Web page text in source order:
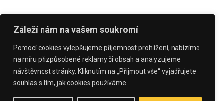
Záleží nám na vašem soukromí
Pomocí cookies vylepšujeme příjemnost prohlížení, nabízíme
na míru přizpůsobené reklamy či obsah a analyzujeme
návštěvnost stránky. Kliknutím na „Přijmout vše“ vyjadřujete
souhlas s tím, jak cookies používáme.